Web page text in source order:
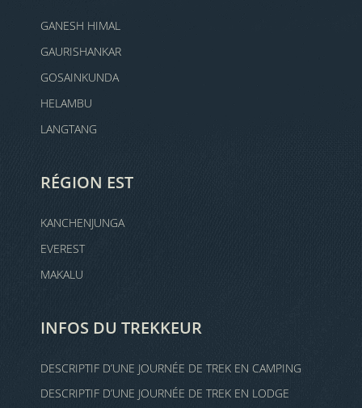
GANESH HIMAL
GAURISHANKAR
GOSAINKUNDA
HELAMBU
LANGTANG
RÉGION EST
KANCHENJUNGA
EVEREST
MAKALU
INFOS DU TREKKEUR
DESCRIPTIF D’UNE JOURNÉE DE TREK EN CAMPING
DESCRIPTIF D’UNE JOURNÉE DE TREK EN LODGE